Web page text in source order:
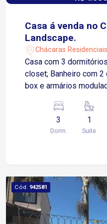
Casa á venda no
Landscape.
Chácaras
Votorantim/SP
Casa com 3
closet; Banheiro com 2
box e armários
e ar-condicionado;
modulados, Sala ampla para 2 ambientes; Pé-
direito duplo;
modulados; Cozinha
cooktop; Área gourmet
louça e churrasqueira;
LED. Lavanderia com
3
Dorm.
1
Suite
Cód. 942581